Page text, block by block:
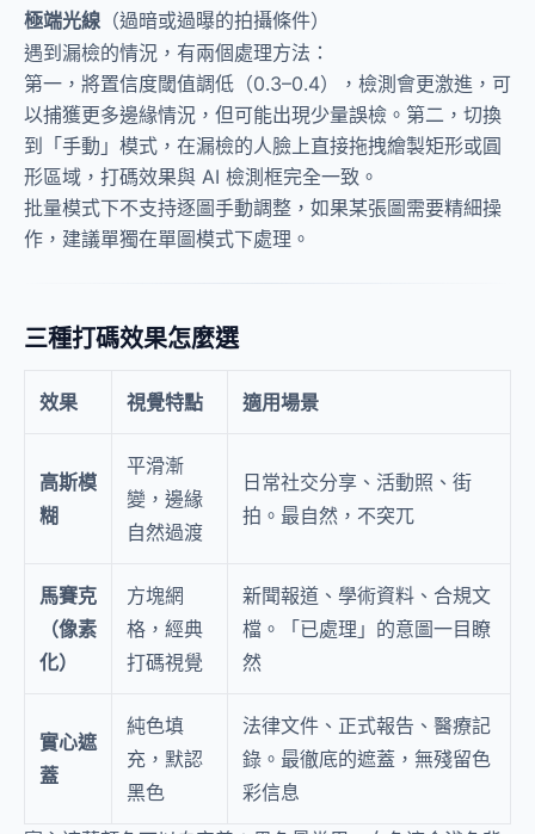
極端光線 （過暗或過曝的拍攝條件）
遇到漏檢的情況，有兩個處理方法：
第一，將置信度閾值調低（0.3–0.4），檢測會更激進，可
以捕獲更多邊緣情況，但可能出現少量誤檢。第二，切換
到「手動」模式，在漏檢的人臉上直接拖拽繪製矩形或圓
形區域，打碼效果與 AI 檢測框完全一致。
批量模式下不支持逐圖手動調整，如果某張圖需要精細操
作，建議單獨在單圖模式下處理。
三種打碼效果怎麼選
效果 視覺特點 適用場景
高斯模
糊
平滑漸
變，邊緣
自然過渡
日常社交分享、活動照、街
拍。最自然，不突兀
馬賽克
（像素
化）
方塊網
格，經典
打碼視覺
新聞報道、學術資料、合規文
檔。「已處理」的意圖一目瞭
然
實心遮
蓋
純色填
充，默認
黑色
法律文件、正式報告、醫療記
錄。最徹底的遮蓋，無殘留色
彩信息